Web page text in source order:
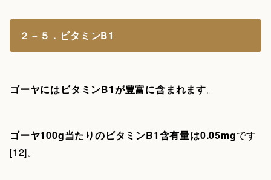
２－５．ビタミンB1
ゴーヤにはビタミンB1が豊富に含まれます。
ゴーヤ100g当たりのビタミンB1含有量は0.05mgです
[12]。